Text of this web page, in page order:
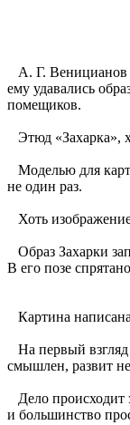
А. Г. Веницианов
ему удавались
помещиков.
Этюд «Захарка»,
Моделью для
не один раз.
Хоть изображение
Образ Захарки
В его позе
Картина
На первый взгляд
смышлен, развит
Дело происходит
и большинство